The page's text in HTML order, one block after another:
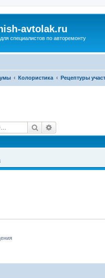
avtolak.ru
специалистов по авторемонту
Колористика Рецептуры
Поиск